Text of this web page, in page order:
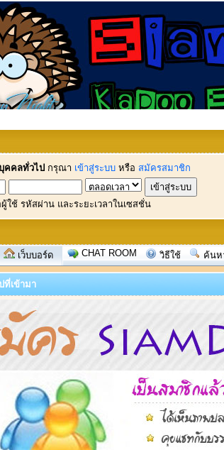
คคลทั่วไป กรุณา เข้าสู่ระบบ หรือ สมัครสมาชิก
ใช้ รหัสผ่าน และระยะเวลาในเซสชั่น
เว็บบอร์ด CHAT ROOM วิธีใช้ ค้นห
ที่เข้ามา